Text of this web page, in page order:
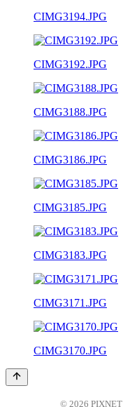
CIMG3194.JPG
CIMG3192.JPG
CIMG3188.JPG
CIMG3186.JPG
CIMG3185.JPG
CIMG3183.JPG
CIMG3171.JPG
CIMG3170.JPG
© 2026 PIXNET